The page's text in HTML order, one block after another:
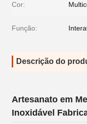
Cor:
Função:
Descrição do
Artesanato em
Inoxidável